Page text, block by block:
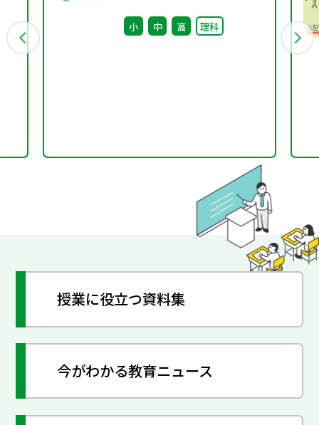
回） 配付資料
小 中 高 理科
授業に役立つ資料集
今がわかる教育ニュース